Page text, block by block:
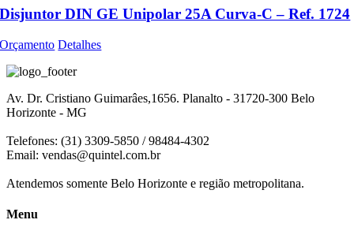
Disjuntor DIN GE Unipolar 25A Curva-C – Ref. 1724
Orçamento Detalhes
Av. Dr. Cristiano Guimarâes,1656. Planalto - 31720-300 Belo
Horizonte - MG
Telefones: (31) 3309-5850 / 98484-4302
Email: vendas@quintel.com.br
Atendemos somente Belo Horizonte e região metropolitana.
Menu